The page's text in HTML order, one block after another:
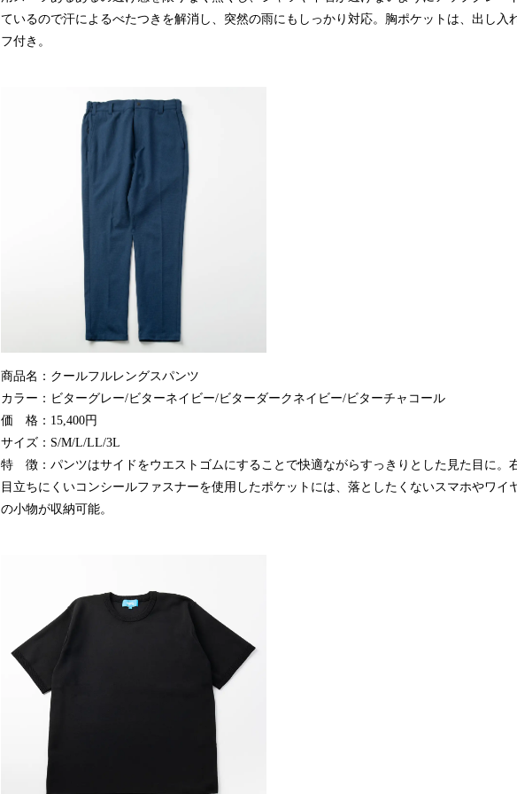
ているので汗によるべたつきを解消し、突然の雨にもしっかり対応。胸ポケットは、出し入
フ付き。
商品名：クールフルレングスパンツ
カラー：ビターグレー/ビターネイビー/ビターダークネイビー/ビターチャコール
価 格：15,400円
サイズ：S/M/L/LL/3L
特 徴：パンツはサイドをウエストゴムにすることで快適ながらすっきりとした見た目に。
目立ちにくいコンシールファスナーを使用したポケットには、落としたくないスマホやワイ
の小物が収納可能。